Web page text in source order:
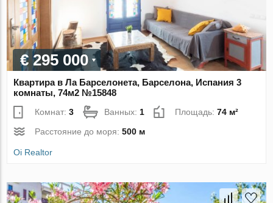
€ 295 000
Квартира в Ла Барселонета, Барселона, Испания 3
комнаты, 74м2 №15848
Комнат:3 Ванных: 1 Площадь:74 м²
Расстояние до моря:500 м
Oi Realtor